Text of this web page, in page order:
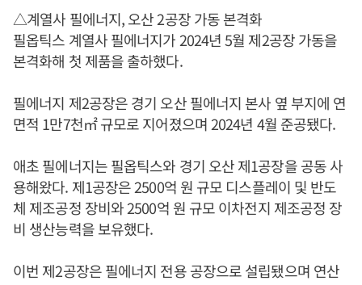
△계열사 필에너지, 오산 2공장 가동 본격화
필옵틱스 계열사 필에너지가 2024년 5월 제2공장 가동을
본격화해 첫 제품을 출하했다.
필에너지 제2공장은 경기 오산 필에너지 본사 옆 부지에 연
면적 1만7천㎡ 규모로 지어졌으며 2024년 4월 준공됐다.
애초 필에너지는 필옵틱스와 경기 오산 제1공장을 공동 사
용해왔다. 제1공장은 2500억 원 규모 디스플레이 및 반도
체 제조공정 장비와 2500억 원 규모 이차전지 제조공정 장
비 생산능력을 보유했다.
이번 제2공장은 필에너지 전용 공장으로 설립됐으며 연산